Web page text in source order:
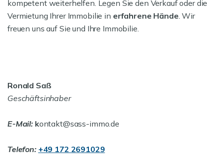
kompetent weiterhelfen. Legen Sie den Verkauf oder die
Vermietung Ihrer Immobilie in erfahrene Hände. Wir
freuen uns auf Sie und Ihre Immobilie.
Ronald Saß
Geschäftsinhaber
E-Mail: kontakt@sass-immo.de
Telefon: +49 172 2691029